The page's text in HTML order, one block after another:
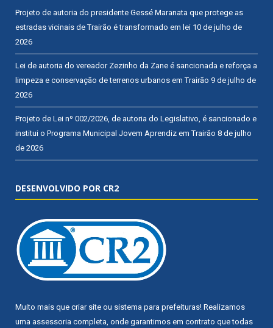
Projeto de autoria do presidente Gessé Maranata que protege as
estradas vicinais de Trairão é transformado em lei 10 de julho de
2026
Lei de autoria do vereador Zezinho da Zane é sancionada e reforça a
limpeza e conservação de terrenos urbanos em Trairão 9 de julho de
2026
Projeto de Lei nº 002/2026, de autoria do Legislativo, é sancionado e
institui o Programa Municipal Jovem Aprendiz em Trairão 8 de julho
de 2026
DESENVOLVIDO POR CR2
Muito mais que criar site ou sistema para prefeituras! Realizamos
uma assessoria completa, onde garantimos em contrato que todas